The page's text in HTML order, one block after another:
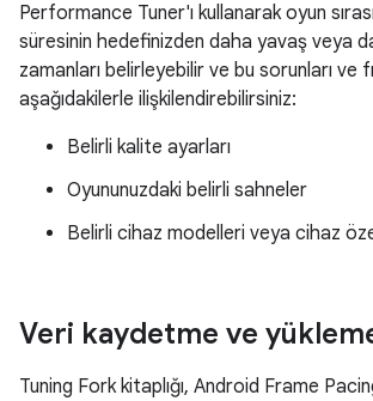
Performance Tuner'ı kullanarak oyun
süresinin hedefinizden daha yavaş veya
zamanları belirleyebilir ve bu sorunları ve
aşağıdakilerle ilişkilendirebilirsiniz:
Belirli kalite ayarları
Oyununuzdaki belirli sahneler
Belirli cihaz modelleri veya cihaz
Veri kaydetme ve
Tuning Fork kitaplığı, Android Frame